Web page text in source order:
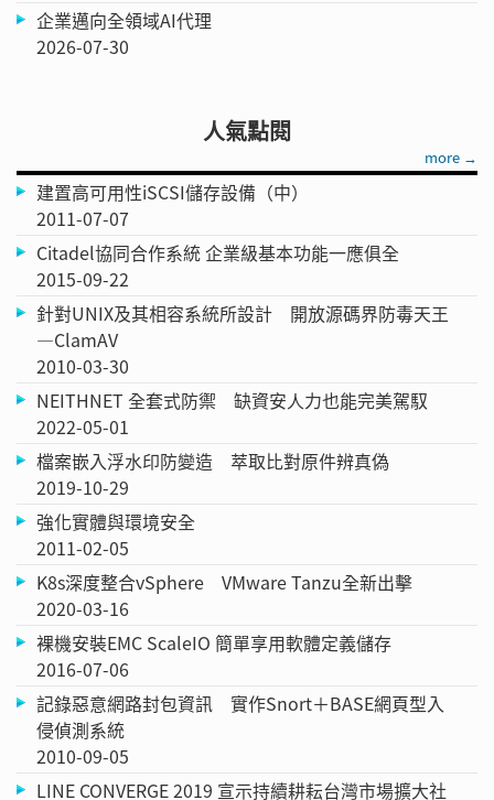
企業邁向全領域AI代理
2026-07-30
人氣點閱
more →
建置高可用性iSCSI儲存設備（中）
2011-07-07
Citadel協同合作系統 企業級基本功能一應俱全
2015-09-22
針對UNIX及其相容系統所設計 開放源碼界防毒天王
—ClamAV
2010-03-30
NEITHNET 全套式防禦 缺資安人力也能完美駕馭
2022-05-01
檔案嵌入浮水印防變造 萃取比對原件辨真偽
2019-10-29
強化實體與環境安全
2011-02-05
K8s深度整合vSphere VMware Tanzu全新出擊
2020-03-16
裸機安裝EMC ScaleIO 簡單享用軟體定義儲存
2016-07-06
記錄惡意網路封包資訊 實作Snort＋BASE網頁型入
侵偵測系統
2010-09-05
LINE CONVERGE 2019 宣示持續耕耘台灣市場擴大社